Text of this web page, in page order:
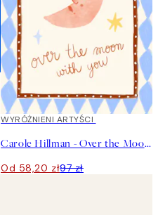
40%*
WYRÓŻNIENI ARTYŚCI
Carole Hillman - Over the Moon Plakat
Od 58,20 zł97 zł